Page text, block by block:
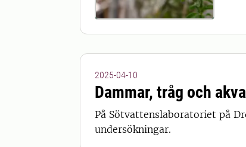
2025-04-10
Dammar, tråg och
På Sötvattenslaboratoriet på
undersökningar.